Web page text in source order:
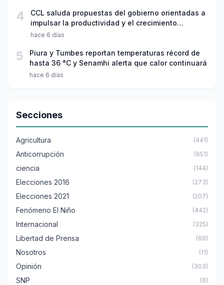
4
CCL saluda propuestas del gobierno orientadas a
impulsar la productividad y el crecimiento
económico
hace 6 días
5
Piura y Tumbes reportan temperaturas récord de
hasta 36 °C y Senamhi alerta que calor continuará
hace 6 días
Secciones
Agricultura (441)
Anticorrupción (651)
ciencia (144)
Elecciones 2016 (273)
Elecciones 2021 (207)
Fenómeno El Niño (442)
Internacional (325)
Libertad de Prensa (66)
Nosotros (11)
Opinión (303)
SNP (6)